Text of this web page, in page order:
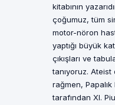
kitabının
çoğumuz, tüm
motor-nöron
yaptığı büyük
çıkışları ve
tanıyoruz.
rağmen,
tarafından XI.